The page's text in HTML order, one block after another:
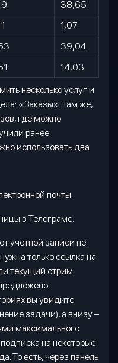
38,65
1,07
39,04
14,03
несколько услуг и
«Заказы». Там же,
где можно
ранее.
использовать два
почты.
в Телеграме.
учетной записи не
только ссылка на
текущий стрим.
вы увидите
задачи), а внизу –
максимального
на некоторые
То есть, через панель